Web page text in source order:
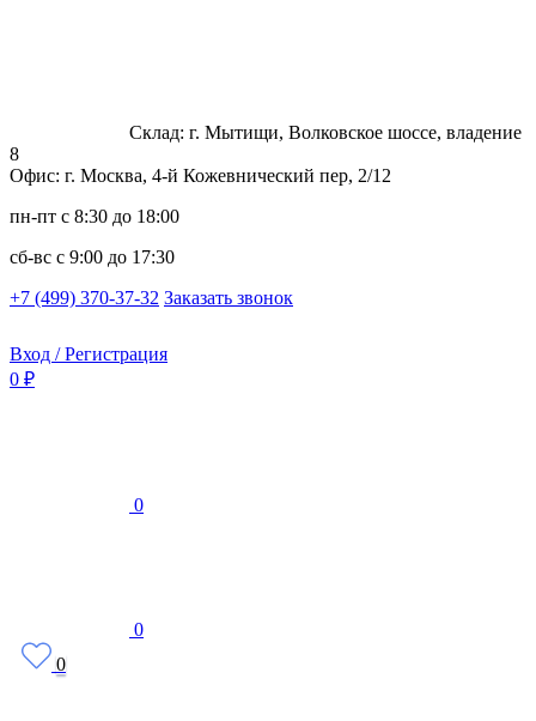
Склад: г. Мытищи, Волковское шоссе, владение
8
Офис: г. Москва, 4-й Кожевнический пер, 2/12
пн-пт с 8:30 до 18:00
сб-вс с 9:00 до 17:30
+7 (499) 370-37-32 Заказать звонок
Вход / Регистрация
0 ₽
0
0
0